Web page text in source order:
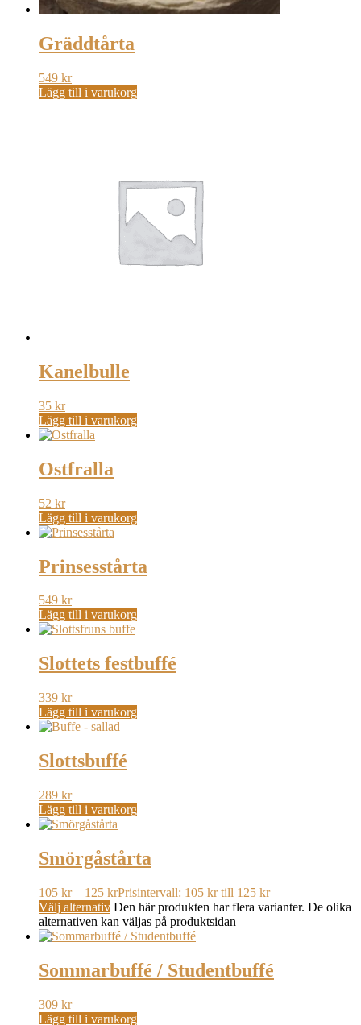
Gräddtårta
549 kr
Lägg till i varukorg
Kanelbulle
35 kr
Lägg till i varukorg
Ostfralla
52 kr
Lägg till i varukorg
Prinsesstårta
549 kr
Lägg till i varukorg
Slottets festbuffé
339 kr
Lägg till i varukorg
Slottsbuffé
289 kr
Lägg till i varukorg
Smörgåstårta
105 kr – 125 krPrisintervall: 105 kr till 125 kr
Välj alternativ Den här produkten har flera varianter. De olika
alternativen kan väljas på produktsidan
Sommarbuffé / Studentbuffé
309 kr
Lägg till i varukorg